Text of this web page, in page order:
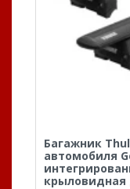
Багажник
автомобиля
крыловидная